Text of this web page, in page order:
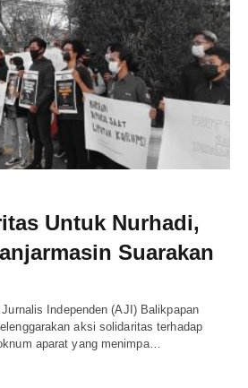
Untuk Nurhadi,
Suarakan
Independen (AJI) Balikpapan
aksi solidaritas terhadap
aparat yang menimpa…